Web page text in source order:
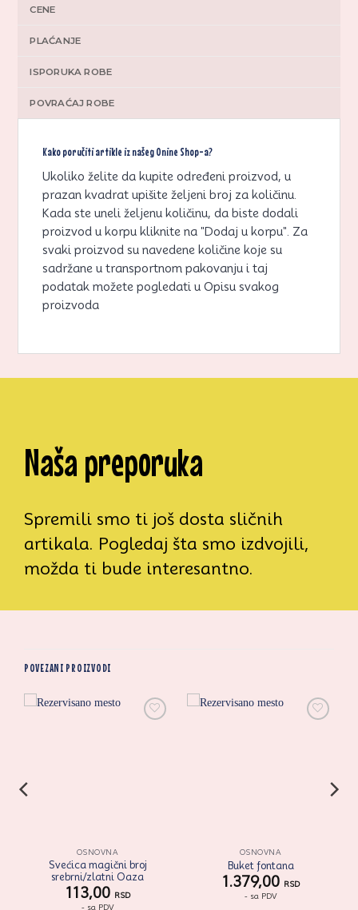
CENE
PLAĆANJE
ISPORUKA ROBE
POVRAĆAJ ROBE
Kako poručiti artikle iz našeg Onine Shop-a?
Ukoliko želite da kupite određeni proizvod, u
prazan kvadrat upišite željeni broj za količinu.
Kada ste uneli željenu količinu, da biste dodali
proizvod u korpu kliknite na "Dodaj u korpu". Za
svaki proizvod su navedene količine koje su
sadržane u transportnom pakovanju i taj
podatak možete pogledati u Opisu svakog
proizvoda
Naša preporuka
Spremili smo ti još dosta sličnih
artikala. Pogledaj šta smo izdvojili,
možda ti bude interesantno.
POVEZANI PROIZVODI
OSNOVNA
Svećica magični broj
srebrni/zlatni Oaza
113,00 RSD
- sa PDV
OSNOVNA
Buket fontana
1.379,00 RSD
- sa PDV